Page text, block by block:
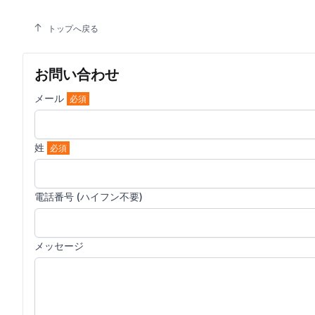
トップへ戻る
お問い合わせ
メール 必須
姓 必須
電話番号 (ハイフン不要)
メッセージ